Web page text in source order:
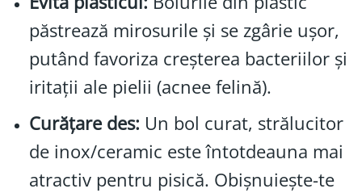
păstrează mirosurile și se zgârie uşor,
putând favoriza creșterea bacteriilor și
iritații ale pielii (acnee felină).
Curățare des: Un bol curat, strălucitor
de inox/ceramic este întotdeauna mai
atractiv pentru pisică. Obișnuiește-te